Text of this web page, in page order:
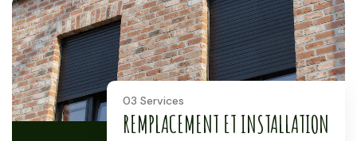
03 Services
REMPLACEMENT ET INSTALLATION